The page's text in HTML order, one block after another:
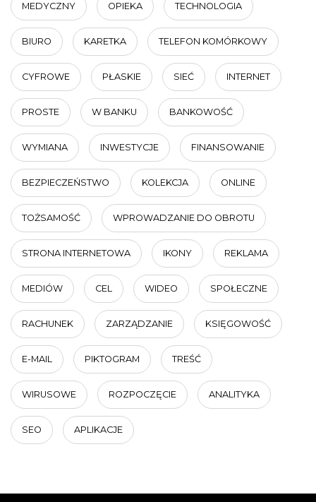
MEDYCZNY OPIEKA TECHNOLOGIA
BIURO KARETKA TELEFON KOMÓRKOWY
CYFROWE PŁASKIE SIEĆ INTERNET
PROSTE W BANKU BANKOWOŚĆ
WYMIANA INWESTYCJE FINANSOWANIE
BEZPIECZEŃSTWO KOLEKCJA ONLINE
TOŻSAMOŚĆ WPROWADZANIE DO OBROTU
STRONA INTERNETOWA IKONY REKLAMA
MEDIÓW CEL WIDEO SPOŁECZNE
RACHUNEK ZARZĄDZANIE KSIĘGOWOŚĆ
E-MAIL PIKTOGRAM TREŚĆ
WIRUSOWE ROZPOCZĘCIE ANALITYKA
SEO APLIKACJE